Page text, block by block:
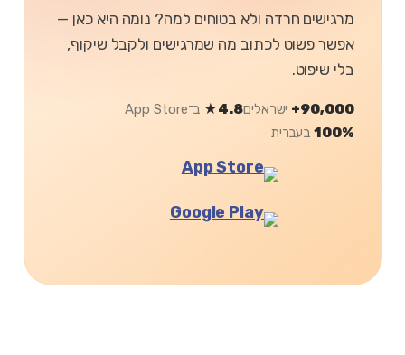
מרגישים חרדה ולא בטוחים למה? נומה היא כאן —
אפשר פשוט לכתוב מה שמרגישים ולקבל שיקוף,
בלי שיפוט.
90,000+ ישראלים4.8★
ב־App Store
100%בעברית